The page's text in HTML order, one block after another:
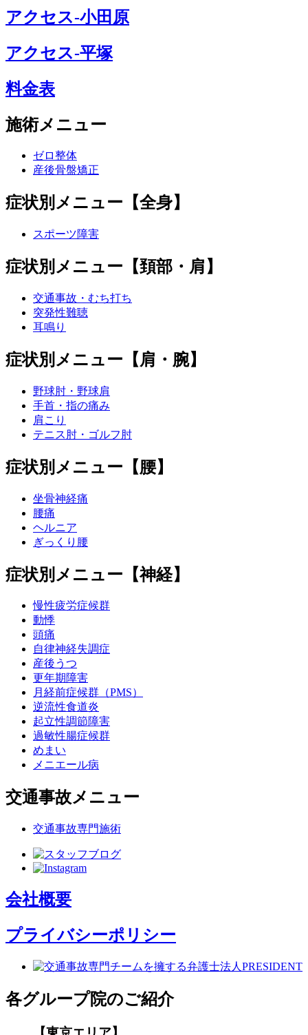
アクセス-小田原
アクセス-平塚
料金表
施術メニュー
ゼロ整体
産後骨盤矯正
症状別メニュー【全身】
スポーツ障害
症状別メニュー【頚部・肩】
交通事故・むち打ち
突発性難聴
耳鳴り
症状別メニュー【肩・腕】
野球肘・野球肩
手首・指の痛み
肩こり
テニス肘・ゴルフ肘
症状別メニュー【腰】
坐骨神経痛
腰痛
ヘルニア
ぎっくり腰
症状別メニュー【神経】
慢性疲労症候群
動悸
頭痛
自律神経失調症
産後うつ
更年期障害
月経前症候群（PMS）
逆流性食道炎
起立性調節障害
過敏性腸症候群
めまい
メニエール病
交通事故メニュー
交通事故専門施術
会社概要
プライバシーポリシー
各グループ院のご紹介